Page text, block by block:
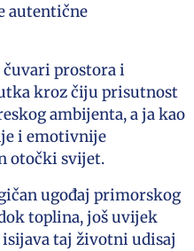
autentične
prostora i
kroz čiju prisutnost
ambijenta, a ja kao
i emotivnije
otočki svijet.
ugođaj primorskog
toplina, još uvijek
taj životni udisaj